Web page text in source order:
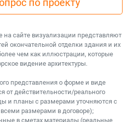
по проекту
сайте визуализации представляют
окончательной отделки здания и их
чем как иллюстрации, которые
видение архитектуры.
представления о форме и виде
от действительности/реального
и планы с размерами уточняются с
размерами в договоре);
в сметах материалы (реальные